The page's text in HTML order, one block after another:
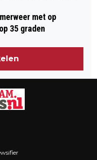
met op
35 graden